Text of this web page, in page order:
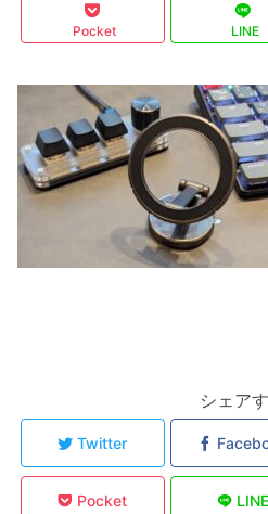
Pocket LINE
シェア
Twitter
Pocket LINE